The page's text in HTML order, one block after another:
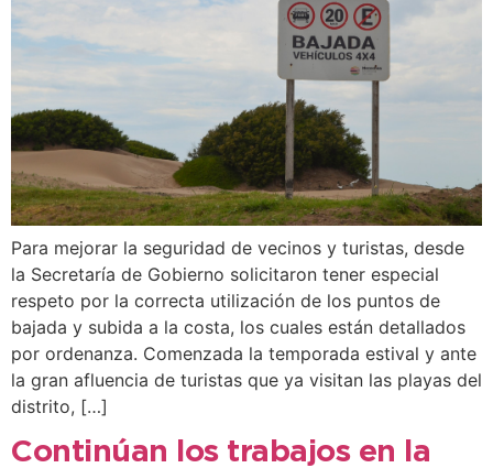
Para mejorar la seguridad de vecinos y turistas, desde
la Secretaría de Gobierno solicitaron tener especial
respeto por la correcta utilización de los puntos de
bajada y subida a la costa, los cuales están detallados
por ordenanza. Comenzada la temporada estival y ante
la gran afluencia de turistas que ya visitan las playas del
distrito, […]
Continúan los trabajos en la